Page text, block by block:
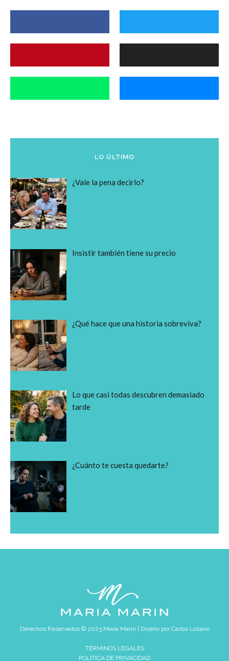
LO ÚLTIMO
¿Vale la pena decirlo?
Insistir también tiene su precio
¿Qué hace que una historia sobreviva?
Lo que casi todas descubren demasiado
tarde
¿Cuánto te cuesta quedarte?
Derechos Reservados © 2023 María Marín | Diseño porCarlos Lozano
TÉRMINOS LEGALES
POLÍTICA DE PRIVACIDAD